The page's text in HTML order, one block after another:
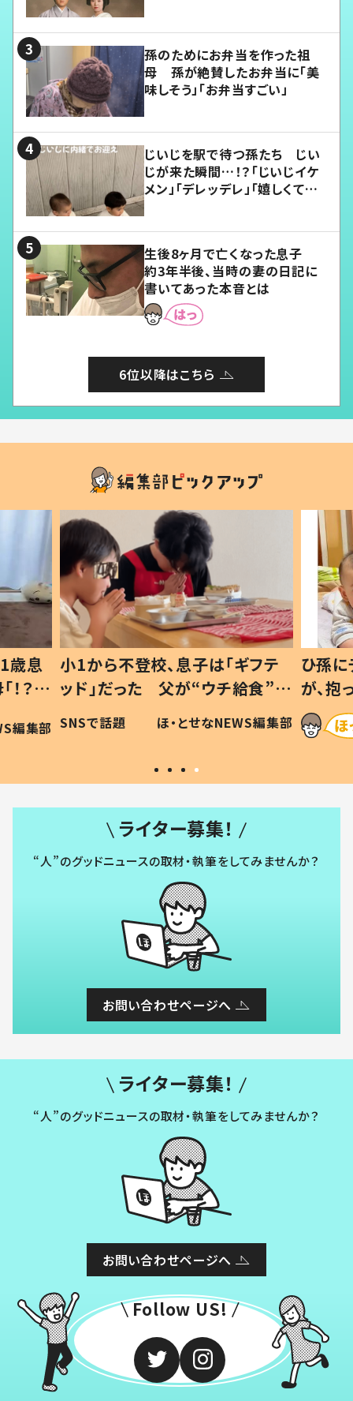
孫のためにお弁当を作った祖
母 孫が絶賛したお弁当に「美
味しそう」「お弁当すごい」
じいじを駅で待つ孫たち じい
じが来た瞬間…！？「じいじイケ
メン」「デレッデレ」「嬉しくて可
生後8ヶ月で亡くなった息子
約3年半後、当時の妻の日記に
書いてあった本音とは
6位以降はこちら
歳息
？」
編集部
小1から不登校、息子は「ギフテ
ッド」だった 父が“ウチ給食”を
作り続ける理由とは #令和の親
#令和の子
SNSで話題 ほ・とせなNEWS編集部
ひ孫
が、
「涙が
い」
ライター募集！
“人”のグッドニュースの取材・執筆をしてみませんか？
お問い合わせページへ
ライター募集！
“人”のグッドニュースの取材・執筆をしてみませんか？
お問い合わせページへ
Follow US!